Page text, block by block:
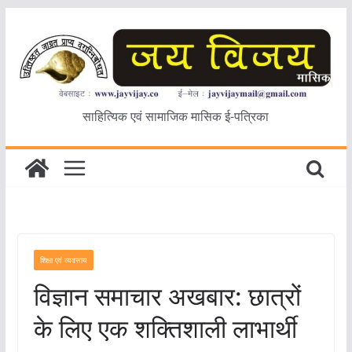
content
साहित्यिक एवं सामाजिक मासिक ई-पत्रिका
शिक्षा एवं व्यवसाय
विज्ञान समाचार अखबार: छात्रों
के लिए एक शक्तिशाली लाभार्थी